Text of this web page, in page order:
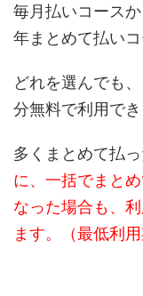
毎月払いコース
年まとめて払い
どれを選んでも
分無料で利用でき
多くまとめて払
に、一括でまと
なった場合も、
ます。（最低利